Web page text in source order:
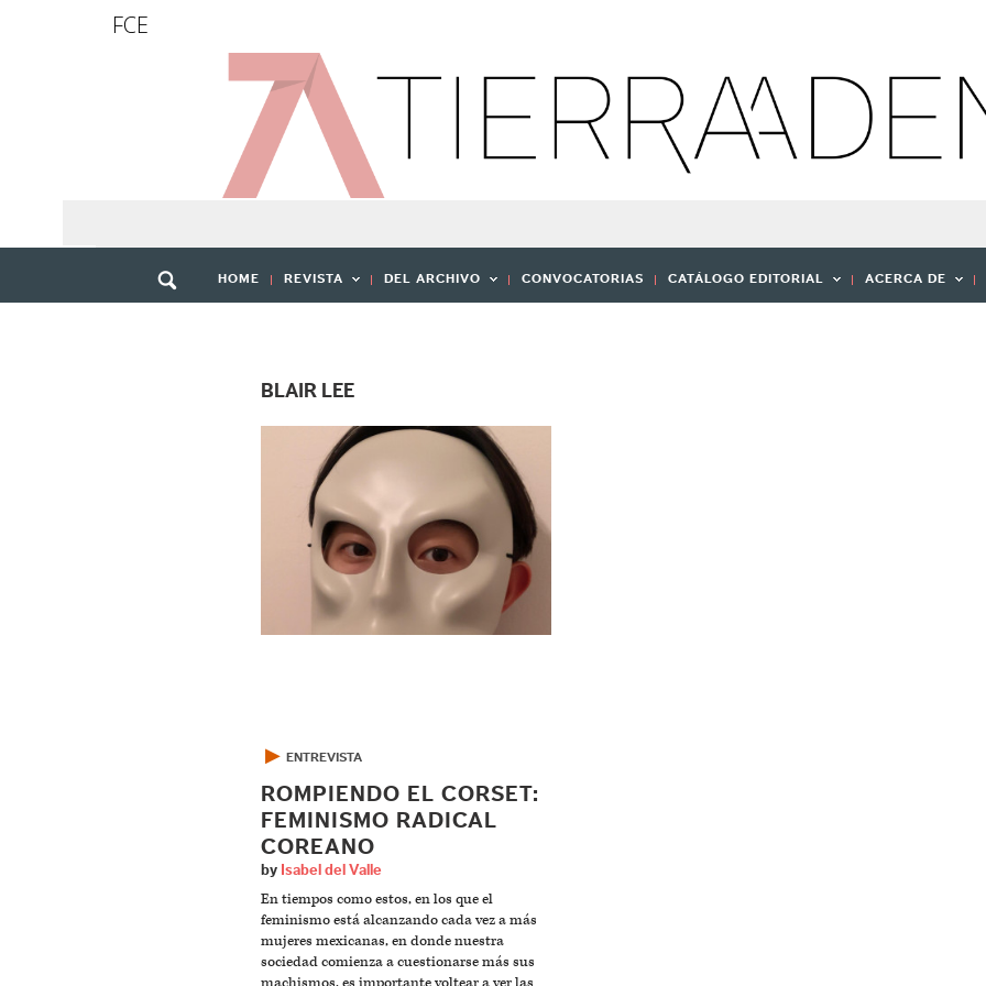
FCE
HOME REVISTA DEL ARCHIVO CONVOCATORIAS CATÁLOGO EDITORIAL ACERCA DE
BLAIR LEE
▶ ENTREVISTA
ROMPIENDO EL CORSET:
FEMINISMO RADICAL
COREANO
by Isabel del Valle
En tiempos como estos, en los que el
feminismo está alcanzando cada vez a más
mujeres mexicanas, en donde nuestra
sociedad comienza a cuestionarse más sus